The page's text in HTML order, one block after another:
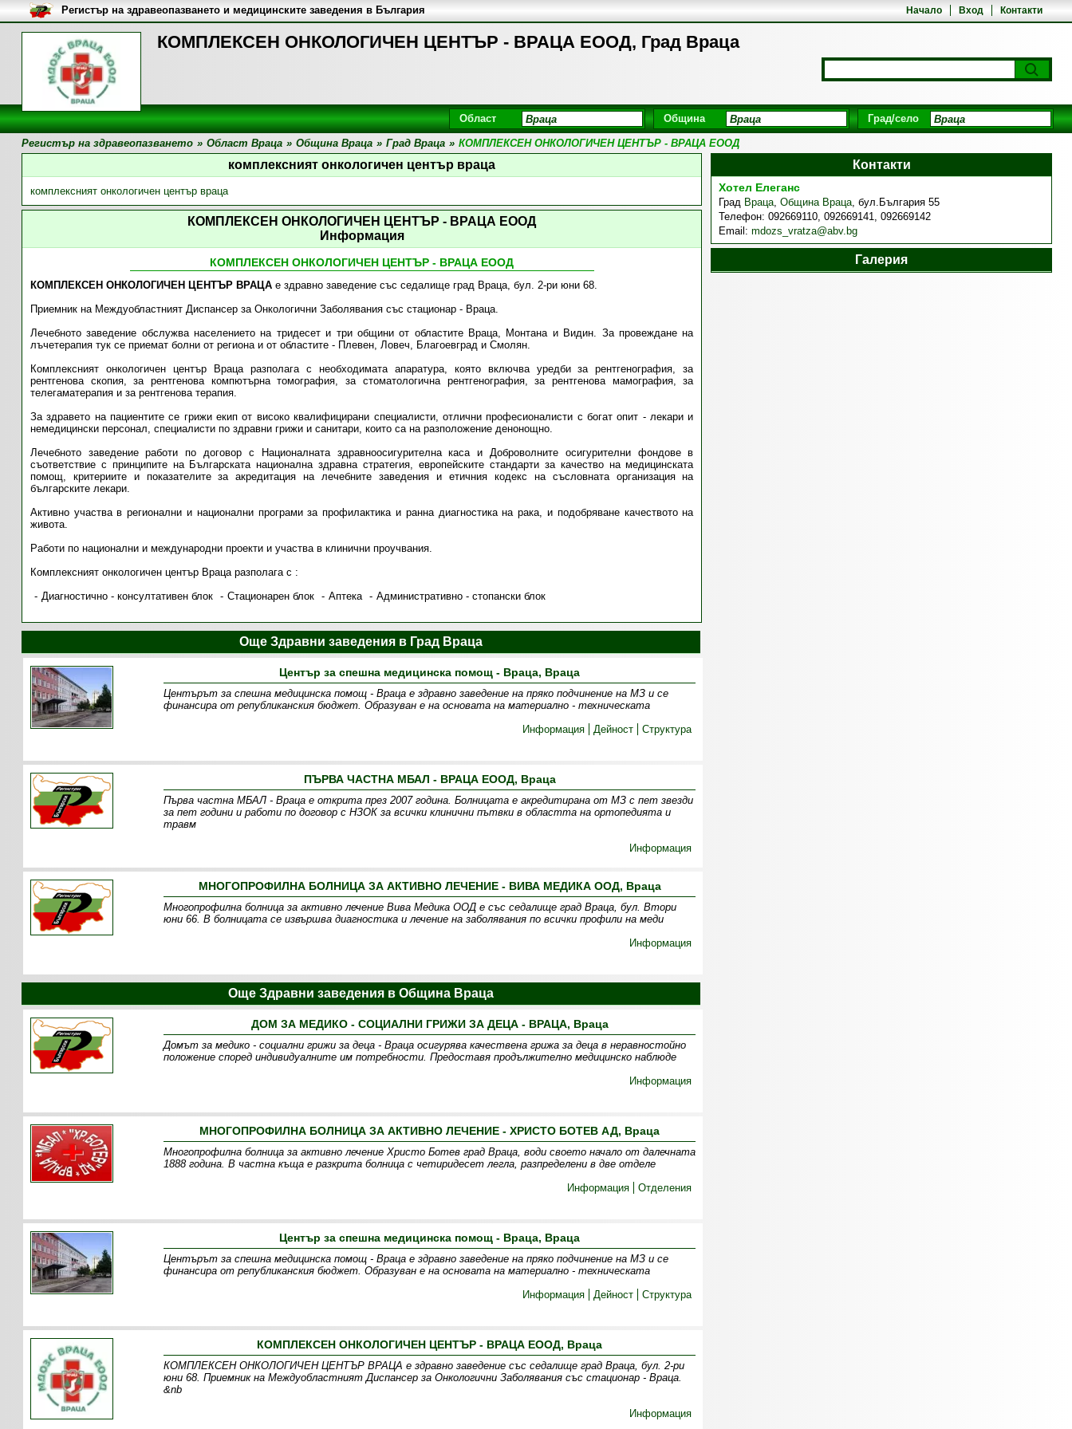
КОМПЛЕКСЕН ОНКОЛОГИЧЕН ЦЕНТЪР - ВРАЦА ЕООД, Град Враца
Начало Вход Контакти
Регистър на здравеопазването и медицинските заведения в България
Област Община Град/село
Регистър на здравеопазването » Област Враца » Община Враца » Град Враца » КОМПЛЕКСЕН ОНКОЛОГИЧЕН ЦЕНТЪР - ВРАЦА ЕООД
комплексният онкологичен център враца
комплексният онкологичен център враца
КОМПЛЕКСЕН ОНКОЛОГИЧЕН ЦЕНТЪР - ВРАЦА ЕООД
Информация
КОМПЛЕКСЕН ОНКОЛОГИЧЕН ЦЕНТЪР - ВРАЦА ЕООД
КОМПЛЕКСЕН ОНКОЛОГИЧЕН ЦЕНТЪР ВРАЦАе здравно заведение със седалище град Враца, бул. 2-ри юни 68.
Приемник на Междуобластният Диспансер за Онкологични Заболявания със стационар - Враца.
Лечебното заведение обслужва населението на тридесет и три общини от областите Враца, Монтана и Видин. За провеждане на
лъчетерапия тук се приемат болни от региона и от областите - Плевен, Ловеч, Благоевград и Смолян.
Комплексният онкологичен център Враца разполага с необходимата апаратура, която включва уредби за рентгенография, за
рентгенова скопия, за рентгенова компютърна томография, за стоматологична рентгенография, за рентгенова мамография, за
телегаматерапия и за рентгенова терапия.
За здравето на пациентите се грижи екип от високо квалифицирани специалисти, отлични професионалисти с богат опит - лекари и
немедицински персонал, специалисти по здравни грижи и санитари, които са на разположение денонощно.
Лечебното заведение работи по договор с Националната здравноосигурителна каса и Доброволните осигурителни фондове в
съответствие с принципите на Българската национална здравна стратегия, европейските стандарти за качество на медицинската
помощ, критериите и показателите за акредитация на лечебните заведения и етичния кодекс на съсловната организация на
българските лекари.
Активно участва в регионални и национални програми за профилактика и ранна диагностика на рака, и подобряване качеството на
живота.
Работи по национални и международни проекти и участва в клинични проучвания.
Комплексният онкологичен център Враца разполага с :
Диагностично - консултативен блок
Стационарен блок Аптека Административно - стопански блок
Контакти
Хотел Елеганс
Град Враца, Община Враца, бул.България 55
Телефон: 092669110, 092669141, 092669142
Email: mdozs_vratza@abv.bg
Галерия
Още Здравни заведения в Град Враца
Център за спешна медицинска помощ - Враца, Враца
Центърът за спешна медицинска помощ - Враца е здравно заведение на пряко подчинение на МЗ и се
финансира от републиканския бюджет. Образуван е на основата на материално - техническата
Информация
Дейност Структура
ПЪРВА ЧАСТНА МБАЛ - ВРАЦА ЕООД, Враца
Първа частна МБАЛ - Враца е открита през 2007 година. Болницата е акредитирана от МЗ с пет звезди
за пет години и работи по договор с НЗОК за всички клинични пътвки в областта на ортопедията и
травм
Информация
МНОГОПРОФИЛНА БОЛНИЦА ЗА АКТИВНО ЛЕЧЕНИЕ - ВИВА МЕДИКА ООД, Враца
Многопрофилна болница за активно лечение Вива Медика ООД е със седалище град Враца, бул. Втори
юни 66. В болницата се извършва диагностика и лечение на заболявания по всички профили на меди
Информация
Още Здравни заведения в Община Враца
ДОМ ЗА МЕДИКО - СОЦИАЛНИ ГРИЖИ ЗА ДЕЦА - ВРАЦА, Враца
Домът за медико - социални грижи за деца - Враца осигурява качествена грижа за деца в неравностойно
положение според индивидуалните им потребности. Предоставя продължително медицинско наблюде
Информация
МНОГОПРОФИЛНА БОЛНИЦА ЗА АКТИВНО ЛЕЧЕНИЕ - ХРИСТО БОТЕВ АД, Враца
Многопрофилна болница за активно лечение Христо Ботев град Враца, води своето начало от далечната
1888 година. В частна къща е разкрита болница с четиридесет легла, разпределени в две отделе
Информация
Отделения
Център за спешна медицинска помощ - Враца, Враца
Центърът за спешна медицинска помощ - Враца е здравно заведение на пряко подчинение на МЗ и се
финансира от републиканския бюджет. Образуван е на основата на материално - техническата
Информация
Дейност Структура
КОМПЛЕКСЕН ОНКОЛОГИЧЕН ЦЕНТЪР - ВРАЦА ЕООД, Враца
КОМПЛЕКСЕН ОНКОЛОГИЧЕН ЦЕНТЪР ВРАЦА е здравно заведение със седалище град Враца, бул. 2-ри
юни 68. Приемник на Междуобластният Диспансер за Онкологични Заболявания със стационар - Враца.
&nb
Информация